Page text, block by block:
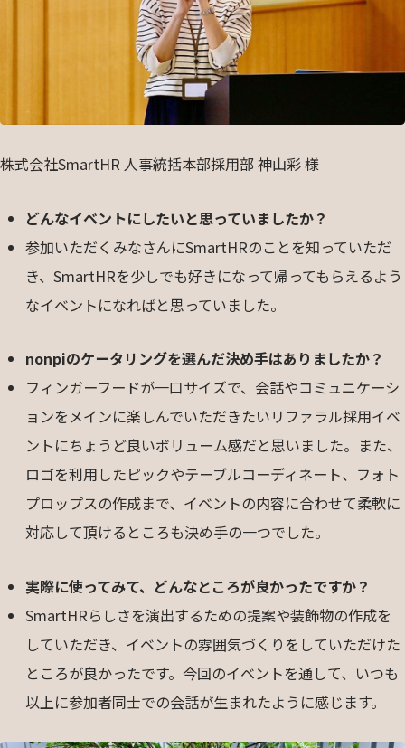
株式会社SmartHR 人事統括本部採用部 神山彩 様
どんなイベントにしたいと思っていましたか？
参加いただくみなさんにSmartHRのことを知っていただ
き、SmartHRを少しでも好きになって帰ってもらえるよう
なイベントになればと思っていました。
nonpiのケータリングを選んだ決め手はありましたか？
フィンガーフードが一口サイズで、会話やコミュニケーシ
ョンをメインに楽しんでいただきたいリファラル採用イベ
ントにちょうど良いボリューム感だと思いました。また、
ロゴを利用したピックやテーブルコーディネート、フォト
プロップスの作成まで、イベントの内容に合わせて柔軟に
対応して頂けるところも決め手の一つでした。
実際に使ってみて、どんなところが良かったですか？
SmartHRらしさを演出するための提案や装飾物の作成を
していただき、イベントの雰囲気づくりをしていただけた
ところが良かったです。今回のイベントを通して、いつも
以上に参加者同士での会話が生まれたように感じます。